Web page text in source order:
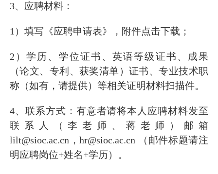
3、应聘材料：
1）填写《应聘申请表》，附件点击下载；
2）学历、学位证书、英语等级证书、成果
（论文、专利、获奖清单）证书、专业技术职
称（如有，请提供）等相关证明材料扫描件。
4、联系方式：有意者请将本人应聘材料发至
联系人（李老师、蒋老师）邮箱
lilt@sioc.ac.cn，hr@sioc.ac.cn （邮件标题请注
明应聘岗位+姓名+学历）。